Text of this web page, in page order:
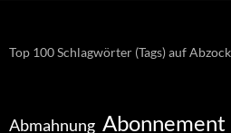
Top 100 Schlagwörter (Tags) auf
Abmahnung Abonnement